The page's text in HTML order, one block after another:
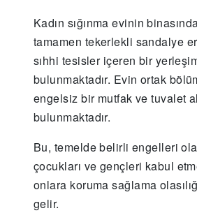
Kadın sığınma evinin
tamamen tekerlekli sandalye
sıhhi tesisler içeren bir
bulunmaktadır. Evin ortak
engelsiz bir mutfak ve tuvalet
bulunmaktadır.
Bu, temelde belirli engelleri
çocukları ve gençleri kabul
onlara koruma sağlama
gelir.